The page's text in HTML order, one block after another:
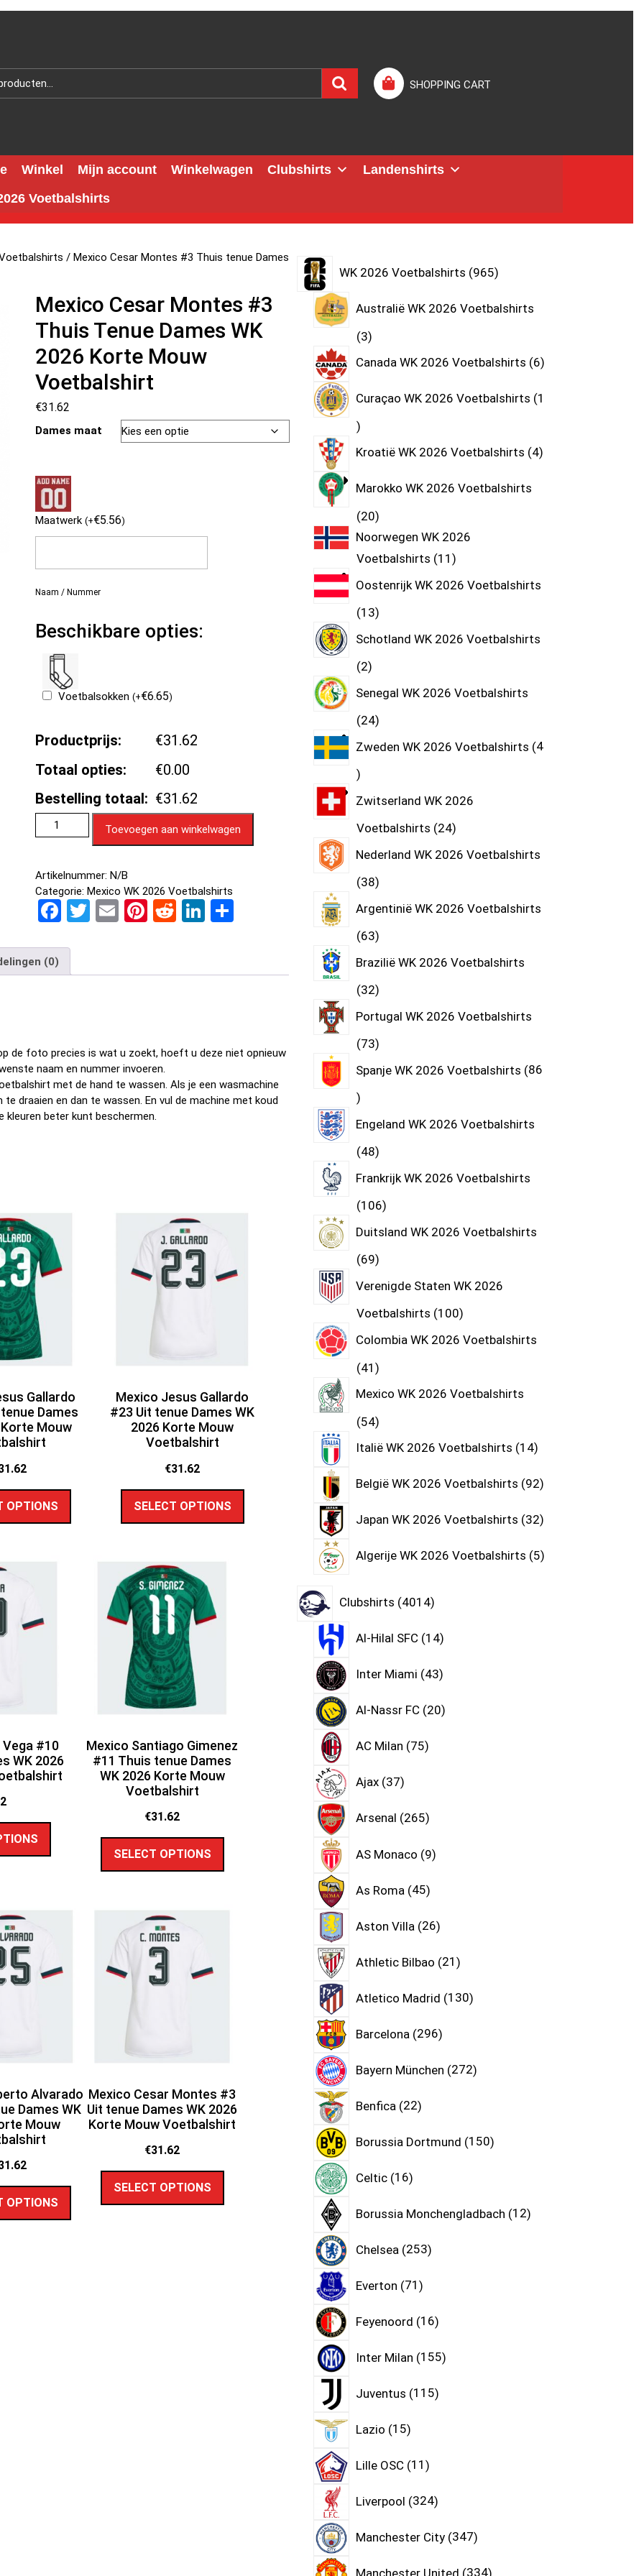
SHOPPING CART
Winkel Mijn account Winkelwagen Clubshirts
Landenshirts
Voetbalshirts
/ Mexico Cesar Montes #3 Thuis tenue Dames
Mexico Cesar Montes #3
Thuis Tenue Dames WK
2026 Korte Mouw
Voetbalshirt
€31.62
Dames maat
Maatwerk (+€5.56)
Naam / Nummer
Beschikbare opties:
Voetbalsokken (+€6.65)
Productprijs:
€31.62
Totaal opties:
€0.00
Bestelling totaal: €31.62
Toevoegen aan winkelwagen
Artikelnummer: N/B
Categorie: Mexico WK 2026 Voetbalshirts
F
ce
b
k
T
er
E Pi
es
R
di
Li
dI
D
n
(0)
de foto precies is wat u zoekt, hoeft u deze niet opnieuw
naam en nummer invoeren.
met de hand te wassen. Als je een wasmachine
draaien en dan te wassen. En vul de machine met koud
kleuren beter kunt beschermen.
Gallardo
Dames
Mouw
OPTIONS
Mexico Jesus Gallardo
#23 Uit tenue Dames WK
2026 Korte Mouw
Voetbalshirt
€31.62
SELECT OPTIONS
#10
WK 2026
Mexico Santiago Gimenez
#11 Thuis tenue Dames
WK 2026 Korte Mouw
Voetbalshirt
€31.62
SELECT OPTIONS
Alvarado
Dames WK
Mouw
OPTIONS
Mexico Cesar Montes #3
Uit tenue Dames WK 2026
Korte Mouw Voetbalshirt
€31.62
SELECT OPTIONS
WK 2026 Voetbalshirts 965
Australië WK 2026 Voetbalshirts
3
Canada WK 2026 Voetbalshirts 6
Curaçao WK 2026 Voetbalshirts 1
Kroatië WK 2026 Voetbalshirts 4
Marokko WK 2026 Voetbalshirts
20
Noorwegen WK 2026
Voetbalshirts 11
Oostenrijk WK 2026 Voetbalshirts
13
Schotland WK 2026 Voetbalshirts
2
Senegal WK 2026 Voetbalshirts
24
Zweden WK 2026 Voetbalshirts 4
Zwitserland WK 2026
Voetbalshirts 24
Nederland WK 2026 Voetbalshirts
38
Argentinië WK 2026 Voetbalshirts
63
Brazilië WK 2026 Voetbalshirts
32
Portugal WK 2026 Voetbalshirts
73
Spanje WK 2026 Voetbalshirts 86
Engeland WK 2026 Voetbalshirts
48
Frankrijk WK 2026 Voetbalshirts
106
Duitsland WK 2026 Voetbalshirts
69
Verenigde Staten WK 2026
Voetbalshirts 100
Colombia WK 2026 Voetbalshirts
41
Mexico WK 2026 Voetbalshirts
54
Italië WK 2026 Voetbalshirts 14
België WK 2026 Voetbalshirts 92
Japan WK 2026 Voetbalshirts 32
Algerije WK 2026 Voetbalshirts 5
Clubshirts 4014
Al-Hilal SFC 14
Inter Miami 43
Al-Nassr FC 20
AC Milan 75
Ajax 37
Arsenal 265
AS Monaco 9
As Roma 45
Aston Villa 26
Athletic Bilbao 21
Atletico Madrid 130
Barcelona 296
Bayern München 272
Benfica 22
Borussia Dortmund 150
Celtic 16
Borussia Monchengladbach 12
Chelsea 253
Everton 71
Feyenoord 16
Inter Milan 155
Juventus 115
Lazio 15
Lille OSC 11
Liverpool 324
Manchester City 347
Manchester United 334